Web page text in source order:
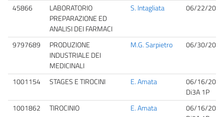
45866
LABORATORIO
PREPARAZIONE ED
ANALISI DEI FARMACI
S. Intagliata 06/22/
9797689
PRODUZIONE
INDUSTRIALE DEI
MEDICINALI
M.G. Sarpietro 06/30/
1001154 STAGES E TIROCINI E. Amata
06/16/
Di3A 1P
1001862
TIROCINIO E. Amata
06/16/